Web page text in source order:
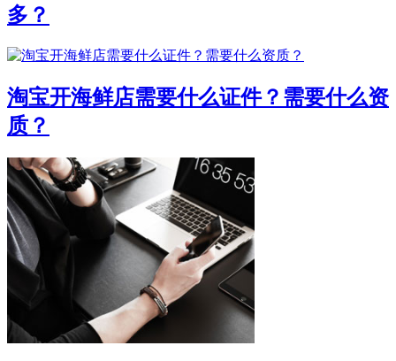
多？
淘宝开海鲜店需要什么证件？需要什么资
质？